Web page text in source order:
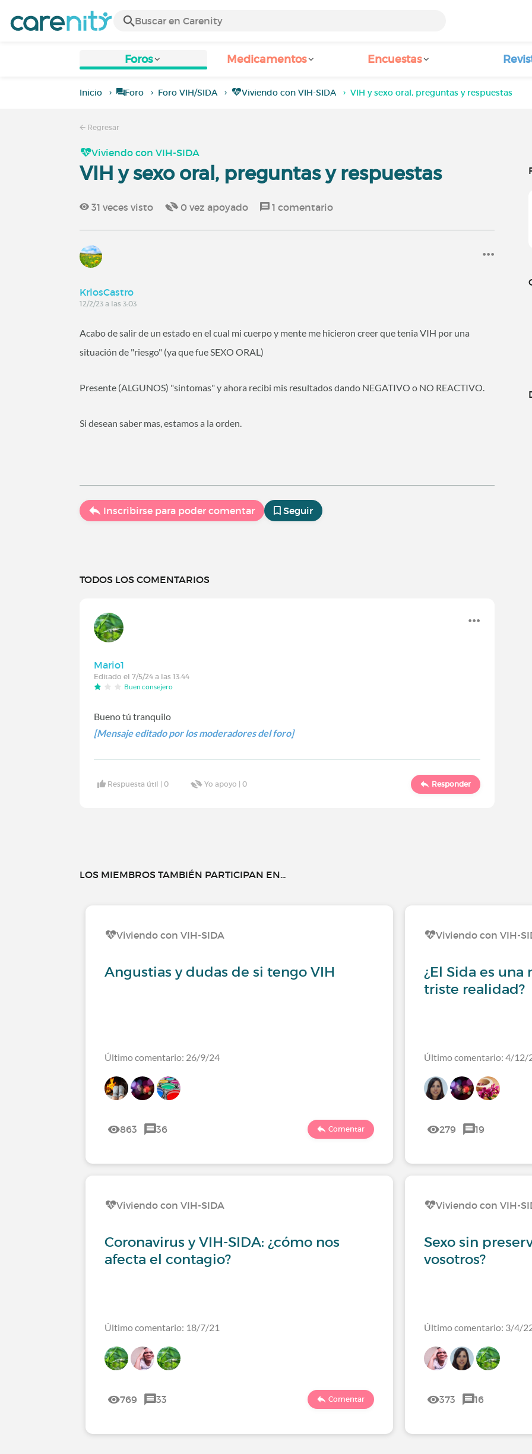
Foros Medicamentos Encuestas
Inicio Foro Foro VIH/SIDA Viviendo con VIH-SIDA VIH y sexo oral, preguntas y respuestas
Regresar
Viviendo con VIH-SIDA
VIH y sexo oral, preguntas y respuestas
31 veces visto 0 vez apoyado 1 comentario
KrlosCastro
12/2/23 a las 3:03
Acabo de salir de un estado en el cual mi cuerpo y mente me hicieron creer que tenia VIH por una
situación de "riesgo" (ya que fue SEXO ORAL)
Presente (ALGUNOS) "sintomas" y ahora recibi mis resultados dando NEGATIVO o NO REACTIVO.
Si desean saber mas, estamos a la orden.
Inscribirse para poder comentar Seguir
TODOS LOS COMENTARIOS
Mario1
Editado el 7/5/24 a las 13:44
Buen consejero
Bueno tú tranquilo
[Mensaje editado por los moderadores del foro]
Respuesta útil |0 Yo apoyo |0 Responder
LOS MIEMBROS TAMBIÉN PARTICIPAN EN...
Viviendo con VIH-SIDA
Angustias y dudas de si tengo VIH
Último comentario: 26/9/24
863 36 Comentar
Viviendo con VIH-SIDA
Coronavirus y VIH-SIDA: ¿cómo nos
afecta el contagio?
Último comentario: 18/7/21
769 33 Comentar
Viviendo con VIH-
¿El Sida es
triste realidad?
Último comentario: 4/12/
279 19
Viviendo con VIH-
Sexo sin
vosotros?
Último comentario: 3/4/
373 16